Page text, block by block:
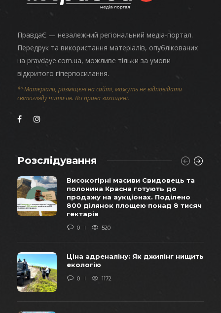
ПравдаЄ — незалежний регіональний медіа-портал.
Передрук та використання матеріалів, опублікованих
на pravdaye.com.ua, можливе тільки за умови
відкритого гіперпосилання.
**Матеріали, розміщені на сайті, можуть не відповідати
світогляду читачів. Всі права захищені.
Розслідування
Високогірні масиви Свидовець та
полонина Красна готують до
продажу на аукціонах. Поділено
800 ділянок площею понад 8 тисяч
гектарів
0 520
Ціна адреналіну: Як джипінг нищить
екологію
0 1172